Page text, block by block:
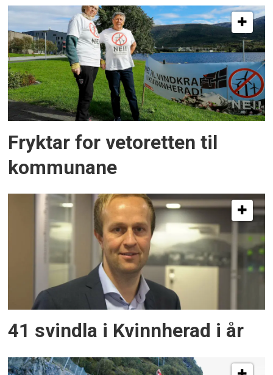
Fryktar for vetoretten til
kommunane
41 svindla i Kvinnherad i år